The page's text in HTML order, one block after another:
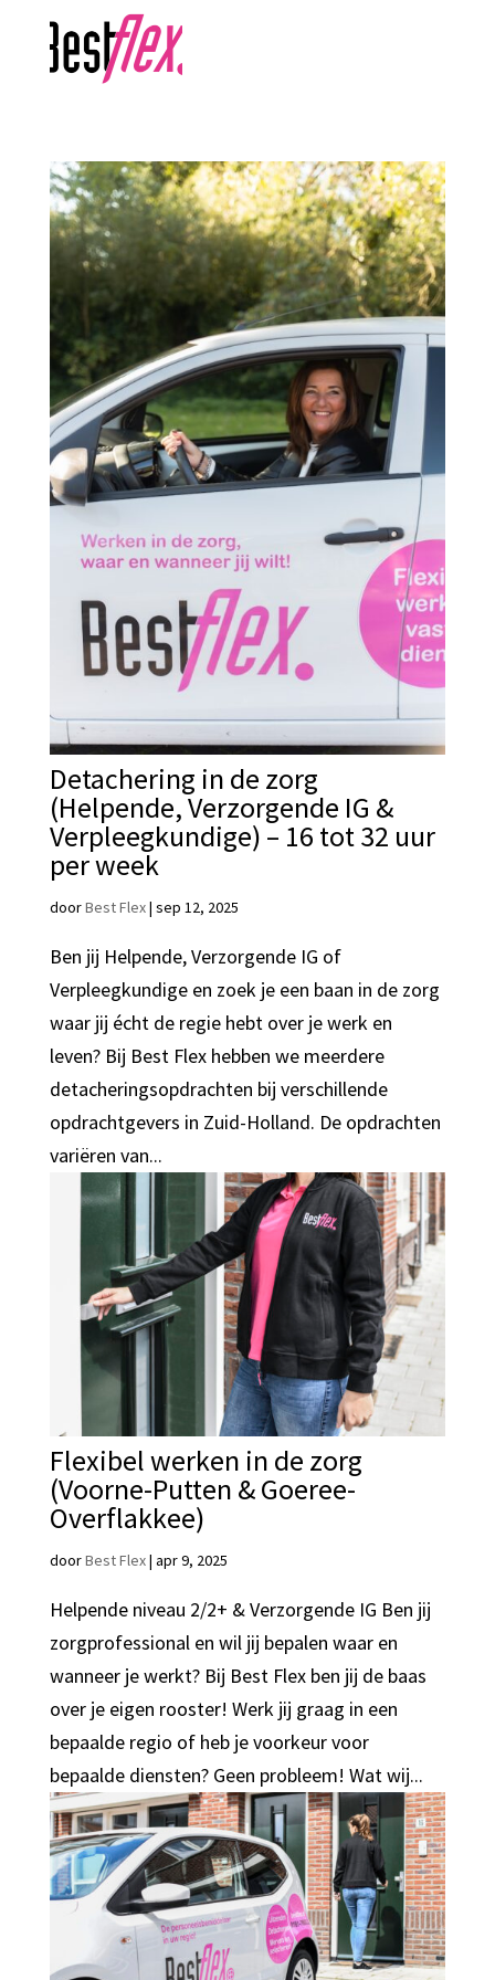
Detachering in de zorg
(Helpende, Verzorgende IG &
Verpleegkundige) – 16 tot 32 uur
per week
doorBest Flex| sep 12, 2025
Ben jij Helpende, Verzorgende IG of
Verpleegkundige en zoek je een baan in de zorg
waar jij écht de regie hebt over je werk en
leven? Bij Best Flex hebben we meerdere
detacheringsopdrachten bij verschillende
opdrachtgevers in Zuid-Holland. De opdrachten
variëren van...
Flexibel werken in de zorg
(Voorne-Putten & Goeree-
Overflakkee)
doorBest Flex| apr 9, 2025
Helpende niveau 2/2+ & Verzorgende IG Ben jij
zorgprofessional en wil jij bepalen waar en
wanneer je werkt? Bij Best Flex ben jij de baas
over je eigen rooster! Werk jij graag in een
bepaalde regio of heb je voorkeur voor
bepaalde diensten? Geen probleem! Wat wij...